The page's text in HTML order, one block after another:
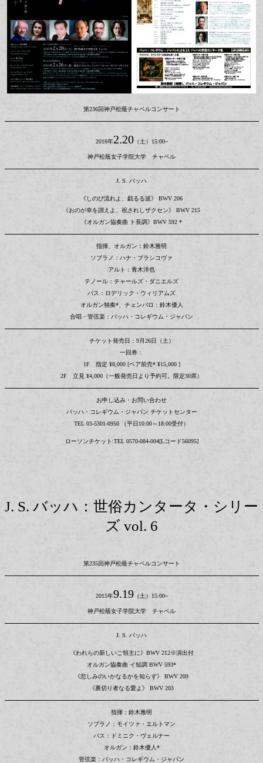
第236回神戸松蔭チャペルコンサート
2016年2.20（土）15:00~
神戸松蔭女子学院大学 チャペル
J. S. バッハ
《しのび流れよ、戯るる波》 BWV 206
《おのが幸を讃えよ、祝されしザクセン》 BWV 215
《オルガン協奏曲 ト長調》BWV 592 *
指揮、オルガン：鈴木雅明
ソプラノ：ハナ・ブラシコヴァ
アルト：青木洋也
テノール：チャールズ・ダニエルズ
バス：ロデリック・ウィリアムズ
オルガン独奏*、チェンバロ：鈴木優人
合唱・管弦楽：バッハ・コレギウム・ジャパン
チケット発売日：9月26日（土）
一回券：
1F 指定 ¥8,000 [ペア前売* ¥15,000 ]
2F 立見 ¥4,000（一般発売日より予約可。限定30席）
お申し込み・お問い合わせ
バッハ・コレギウム・ジャパン チケットセンター
TEL 03-5301-0950 （平日10:00～18:00受付）
ローソンチケット:TEL 0570-084-004[Lコード56095]
J. S. バッハ：世俗カンタータ・シリー
ズ vol. 6
第235回神戸松蔭チャペルコンサート
2015年9.19（土）15:00~
神戸松蔭女子学院大学 チャペル
J. S. バッハ
《われらの新しいご領主に》BWV 212※演出付
オルガン協奏曲 イ短調 BWV 593*
《悲しみのいかなるかを知らず》 BWV 209
《裏切り者なる愛よ》 BWV 203
指揮：鈴木雅明
ソプラノ：モイツァ・エルトマン
バス：ドミニク・ヴェルナー
オルガン：鈴木優人*
管弦楽：バッハ・コレギウム・ジャパン